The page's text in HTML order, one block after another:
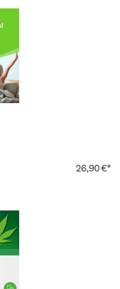
26,90 €*